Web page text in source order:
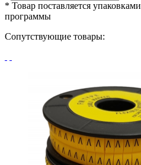
* Товар поставляется упаковками
программы
Сопутствующие товары: